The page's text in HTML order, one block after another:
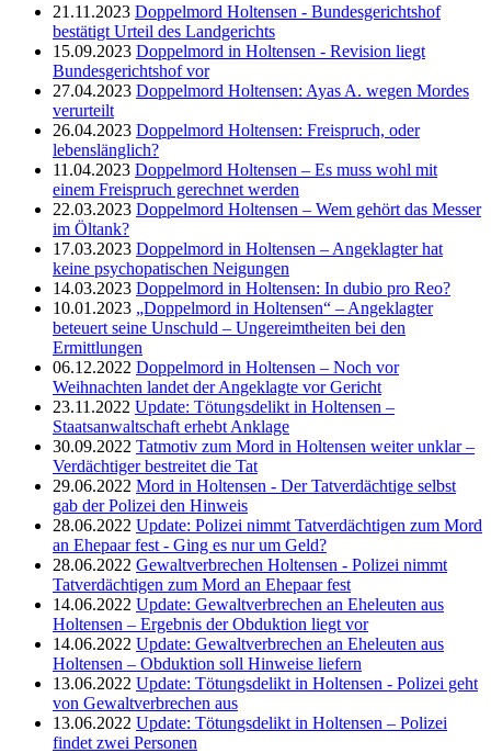
21.11.2023 Doppelmord Holtensen - Bundesgerichtshof
bestätigt Urteil des Landgerichts
15.09.2023 Doppelmord in Holtensen - Revision liegt
Bundesgerichtshof vor
27.04.2023 Doppelmord Holtensen: Ayas A. wegen Mordes
verurteilt
26.04.2023 Doppelmord Holtensen: Freispruch, oder
lebenslänglich?
11.04.2023 Doppelmord Holtensen – Es muss wohl mit
einem Freispruch gerechnet werden
22.03.2023 Doppelmord Holtensen – Wem gehört das Messer
im Öltank?
17.03.2023 Doppelmord in Holtensen – Angeklagter hat
keine psychopatischen Neigungen
14.03.2023 Doppelmord in Holtensen: In dubio pro Reo?
10.01.2023 „Doppelmord in Holtensen“ – Angeklagter
beteuert seine Unschuld – Ungereimtheiten bei den
Ermittlungen
06.12.2022 Doppelmord in Holtensen – Noch vor
Weihnachten landet der Angeklagte vor Gericht
23.11.2022 Update: Tötungsdelikt in Holtensen –
Staatsanwaltschaft erhebt Anklage
30.09.2022 Tatmotiv zum Mord in Holtensen weiter unklar –
Verdächtiger bestreitet die Tat
29.06.2022 Mord in Holtensen - Der Tatverdächtige selbst
gab der Polizei den Hinweis
28.06.2022 Update: Polizei nimmt Tatverdächtigen zum Mord
an Ehepaar fest - Ging es nur um Geld?
28.06.2022 Gewaltverbrechen Holtensen - Polizei nimmt
Tatverdächtigen zum Mord an Ehepaar fest
14.06.2022 Update: Gewaltverbrechen an Eheleuten aus
Holtensen – Ergebnis der Obduktion liegt vor
14.06.2022 Update: Gewaltverbrechen an Eheleuten aus
Holtensen – Obduktion soll Hinweise liefern
13.06.2022 Update: Tötungsdelikt in Holtensen - Polizei geht
von Gewaltverbrechen aus
13.06.2022 Update: Tötungsdelikt in Holtensen – Polizei
findet zwei Personen